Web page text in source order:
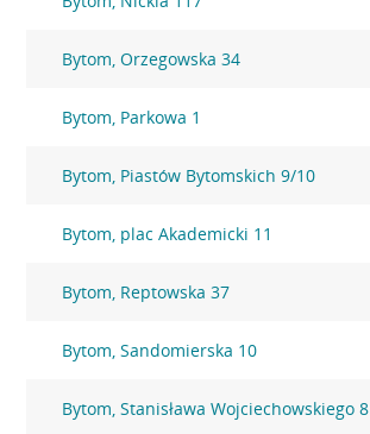
Bytom, Orzegowska 34
Bytom, Parkowa 1
Bytom, Piastów Bytomskich 9/10
Bytom, plac Akademicki 11
Bytom, Reptowska 37
Bytom, Sandomierska 10
Bytom, Stanisława Wojciechowskiego 8